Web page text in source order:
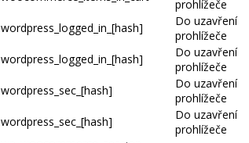
prohlížeče
wordpress_logged_in_[hash]
Do uzavření
prohlížeče
wordpress_logged_in_[hash]
Do uzavření
prohlížeče
wordpress_sec_[hash]
Do uzavření
prohlížeče
wordpress_sec_[hash]
Do uzavření
prohlížeče